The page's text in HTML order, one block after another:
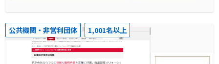
公共機関・非営利団体 1,001名以上